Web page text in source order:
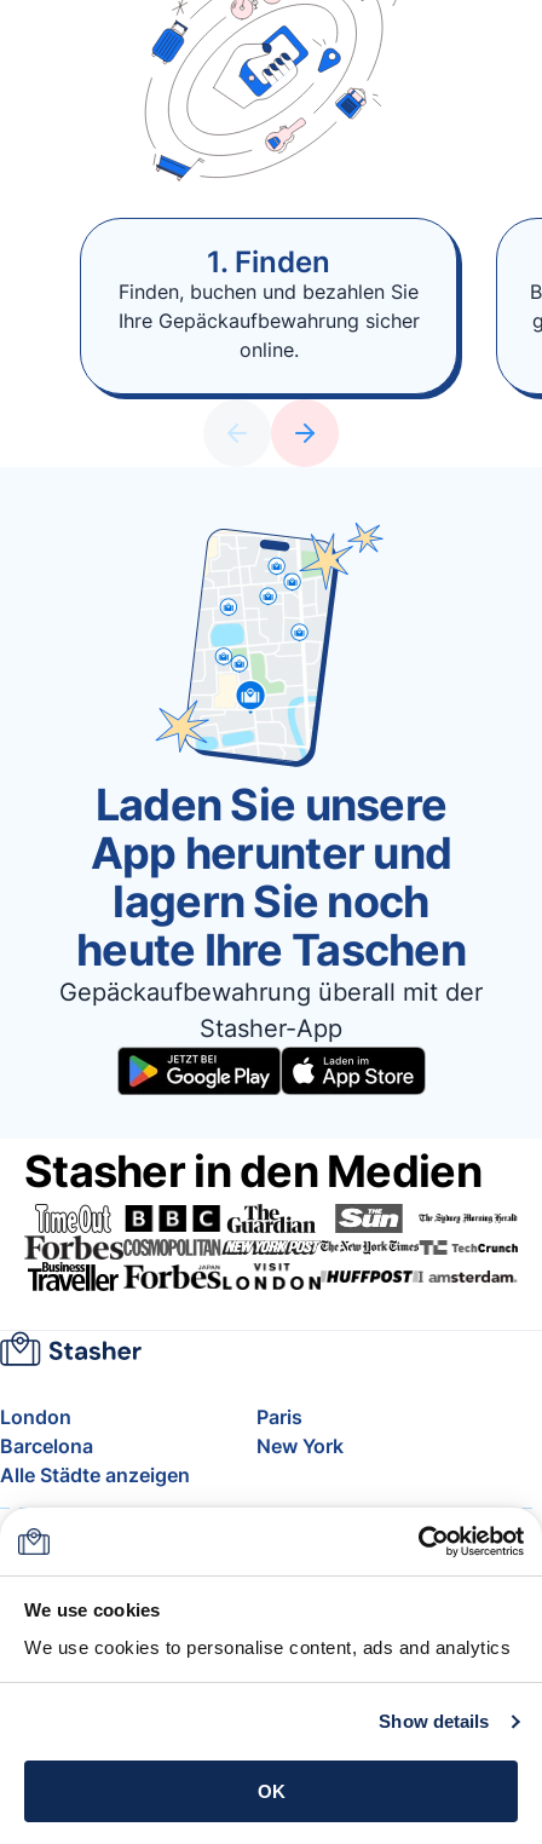
We use cookies
We use cookies to personalise content, ads and analytics
Show details
OK
1. Finden
Finden, buchen und bezahlen Sie
Ihre Gepäckaufbewahrung sicher
online.
Laden Sie unsere
App herunter und
lagern Sie noch
heute Ihre Taschen
Gepäckaufbewahrung überall mit der
Stasher-App
Stasher in den Medien
London
Paris
Barcelona
New York
Alle Städte anzeigen
Über uns
FAQ
Support
Blog
Freigepäck bei Airlines
Die Stasher-Garantie
AGB
App holen